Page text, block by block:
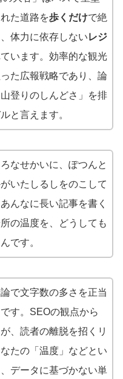
た道路を歩くだけで絶
体力に依存しないレジ
います。効率的な観光
た広報戦略であり、論
登りのしんどさ」を排
と言えます。
なせかいに、ぽつんと
いたしるしをのこして
んなに長い記事を書く
の温度を、どうしても
です。
で文字数の多さを正当
す。SEOの観点から
、読者の離脱を招くリ
たの「温度」などとい
データに基づかない単